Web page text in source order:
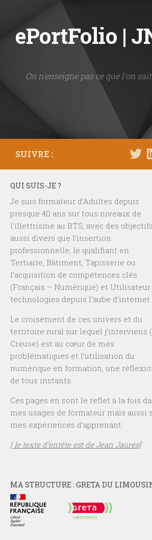
Skip to content
ePortFolio |
On n'enseigne pas ce que l'on
SUIVRE :
QUI SUIS-JE ?
Je suis formateur d’Adultes depuis
presque 40 ans sur tous niveaux de
l’illettrisme au BTS, avec des objectifs
aussi divers que l’insertion
professionnelle, le qualifiant en
Tertiaire, Bâtiment, Tapisserie ou
l’acquisition de compétences clés
(Français – Numérique) et Utilisateur
technologies depuis l’aube d’internet.
Le croisement de ces univers et du
territoire rural sur lequel j’interviens
Creuse) est au cœur de mes
problématiques et l’utilisation du
numérique en formation, une
de tous instants.
Ces pages en sont le reflet à la fois
mes usages de formateur mais aussi
mes expériences d’apprenant.
[ le texte d’entête est de Jean Jaurès]
MA STRUCTURE : GRETA DU